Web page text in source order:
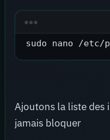
sudo nano /etc/
Ajoutons la liste des
jamais bloquer